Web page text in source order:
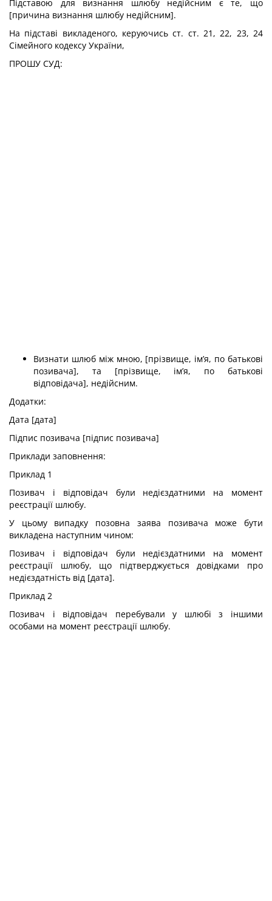
Підставою для визнання шлюбу недійсним є те, що
[причина визнання шлюбу недійсним].
На підставі викладеного, керуючись ст. ст. 21, 22, 23, 24
Сімейного кодексу України,
ПРОШУ СУД:
Визнати шлюб між мною, [прізвище, ім’я, по батькові
позивача], та [прізвище, ім’я, по батькові
відповідача], недійсним.
Додатки:
Дата [дата]
Підпис позивача [підпис позивача]
Приклади заповнення:
Приклад 1
Позивач і відповідач були недієздатними на момент
реєстрації шлюбу.
У цьому випадку позовна заява позивача може бути
викладена наступним чином:
Позивач і відповідач були недієздатними на момент
реєстрації шлюбу, що підтверджується довідками про
недієздатність від [дата].
Приклад 2
Позивач і відповідач перебували у шлюбі з іншими
особами на момент реєстрації шлюбу.